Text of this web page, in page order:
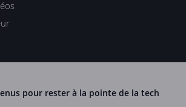
pour rester à la pointe de la tech